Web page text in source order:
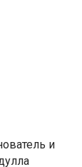
и